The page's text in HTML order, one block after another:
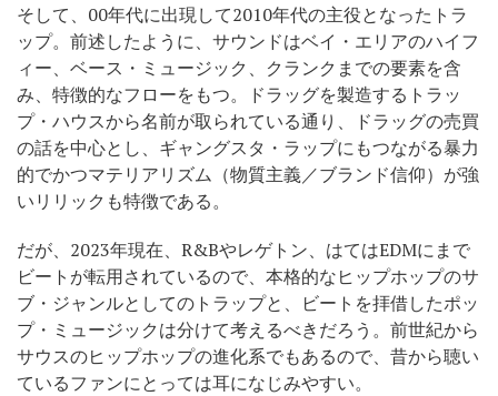
そして、00年代に出現して2010年代の主役となったトラ
ップ。前述したように、サウンドはベイ・エリアのハイフ
ィー、ベース・ミュージック、クランクまでの要素を含
み、特徴的なフローをもつ。ドラッグを製造するトラッ
プ・ハウスから名前が取られている通り、ドラッグの売買
の話を中心とし、ギャングスタ・ラップにもつながる暴力
的でかつマテリアリズム（物質主義／ブランド信仰）が強
いリリックも特徴である。
だが、2023年現在、R&Bやレゲトン、はてはEDMにまで
ビートが転用されているので、本格的なヒップホップのサ
ブ・ジャンルとしてのトラップと、ビートを拝借したポッ
プ・ミュージックは分けて考えるべきだろう。前世紀から
サウスのヒップホップの進化系でもあるので、昔から聴い
ているファンにとっては耳になじみやすい。